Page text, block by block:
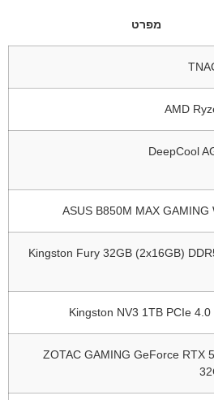
מפרט
AMD
DeepCool
ASUS B850M MAX GAMING
Kingston Fury 32GB (2x16GB)
Kingston NV3 1TB PCIe 4.0
ZOTAC GAMING GeForce RTX